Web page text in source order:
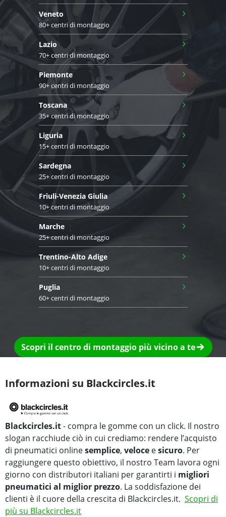
Veneto
80+ centri di montaggio
›
Lazio
70+ centri di montaggio
›
Piemonte
90+ centri di montaggio
›
Toscana
35+ centri di montaggio
›
Liguria
15+ centri di montaggio
›
Sardegna
25+ centri di montaggio
›
Friuli-Venezia Giulia
10+ centri di montaggio
›
Marche
25+ centri di montaggio
›
Trentino-Alto Adige
10+ centri di montaggio
›
Puglia
60+ centri di montaggio
›
Scopri il centro di montaggio più vicino a te
Informazioni su Blackcircles.it
Blackcircles.it- compra le gomme con un click. Il nostro
slogan racchiude ciò in cui crediamo: rendere l’acquisto
di pneumatici onlinesemplice, veloce esicuro. Per
raggiungere questo obiettivo, il nostro Team lavora ogni
giorno con distributori italiani per garantirti i migliori
pneumatici al miglior prezzo. La soddisfazione dei
clienti è il cuore della crescita di Blackcircles.it. Scopri di
più su Blackcircles.it